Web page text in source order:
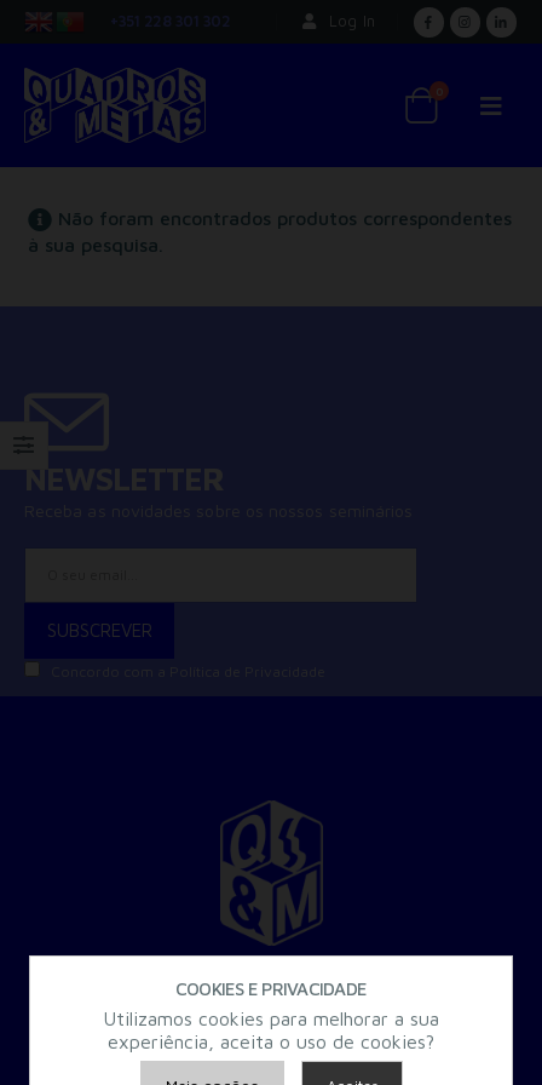
+351 228 301 302 Log In
0
Não foram encontrados produtos correspondentes
à sua pesquisa.
30 Anos a criar Formação Especializada para a Administração
COOKIES E PRIVACIDADE
Utilizamos cookies para melhorar a sua
experiência, aceita o uso de cookies?